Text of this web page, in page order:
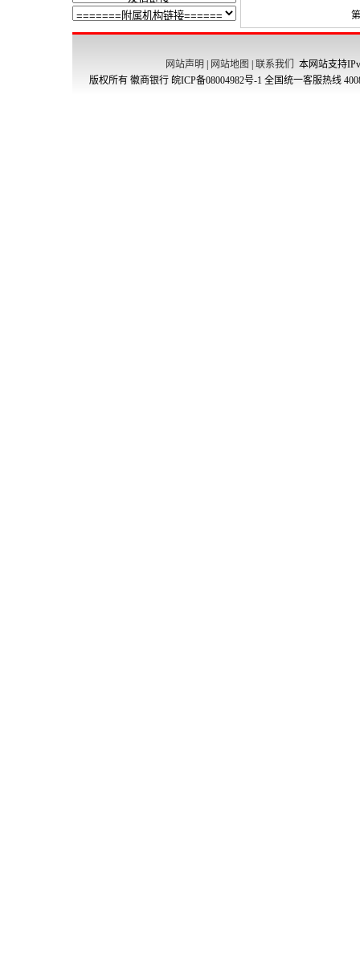
网站声明 网站地图 联系我们
本网站支持
版权所有 徽商银行 皖ICP备08004982号-1 全国统一客服热线